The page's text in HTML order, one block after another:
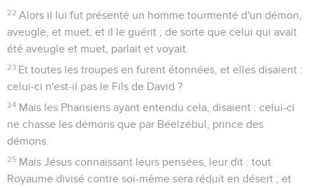
22 Alors il lui fut présenté un homme tourmenté d'un démon,
aveugle, et muet, et il le guérit ; de sorte que celui qui avait
été aveugle et muet, parlait et voyait.
23 Et toutes les troupes en furent étonnées, et elles disaient :
celui-ci n'est-il pas le Fils de David ?
24 Mais les Pharisiens ayant entendu cela, disaient : celui-ci
ne chasse les démons que par Béelzébul, prince des
démons.
25 Mais Jésus connaissant leurs pensées, leur dit : tout
Royaume divisé contre soi-même sera réduit en désert ; et